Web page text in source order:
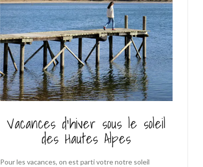
Vacances d’hiver sous le soleil
des Hautes Alpes
Pour les vacances, on est parti votre notre soleil